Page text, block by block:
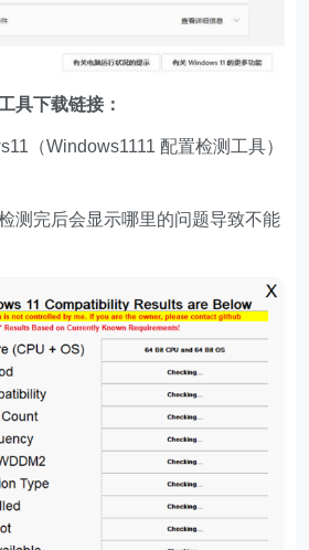
下载链接：
（Windows1111 配置检测工具）
完后会显示哪里的问题导致不能